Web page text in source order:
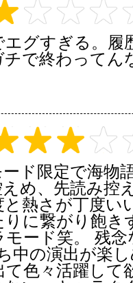
グすぎる。履
チで終わってん
ド限定で海物
め、先読み控
熱さが丁度い
に繋がり飽き
ード笑。 残
中の演出が楽
色々活躍して